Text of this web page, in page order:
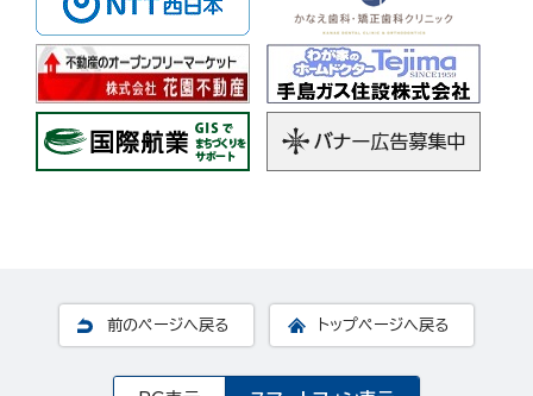
前のページへ戻る トップページへ戻る